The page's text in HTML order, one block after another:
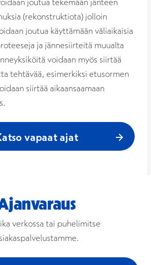
(rekonstruktiota) jolloin
joutua käyttämään väliaikaisia
ja jännesiirteitä muualta
voidaan myös siirtää
tehtävää, esimerkiksi etusormen
siirtää aikaansaamaan
vapaat ajat
verkossa tai puhelimitse